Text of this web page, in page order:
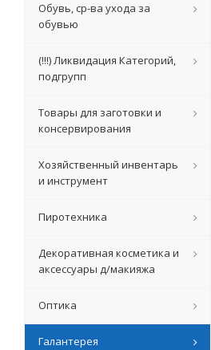
Обувь, ср-ва ухода за
обувью
(!!!) Ликвидация Категорий,
подгрупп
Товары для заготовки и
консервирования
Хозяйственный инвентарь
и инструмент
Пиротехника
Декоративная косметика и
аксессуары д/макияжа
Оптика
Галантерея